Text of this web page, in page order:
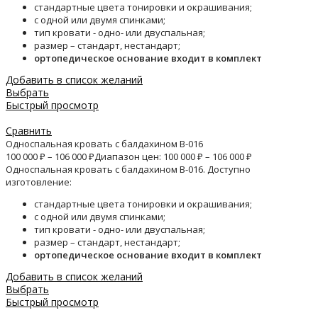
стандартные цвета тонировки и окрашивания;
с одной или двумя спинками;
тип кровати - одно- или двуспальная;
размер – стандарт, нестандарт;
ортопедическое основание входит в комплект
Добавить в список желаний
Выбрать
Быстрый просмотр
Сравнить
Односпальная кровать с балдахином B-016
100 000₽ – 106 000₽Диапазон цен: 100 000 ₽ – 106 000 ₽
Односпальная кровать с балдахином B-016. Доступно
изготовление:
стандартные цвета тонировки и окрашивания;
с одной или двумя спинками;
тип кровати - одно- или двуспальная;
размер – стандарт, нестандарт;
ортопедическое основание входит в комплект
Добавить в список желаний
Выбрать
Быстрый просмотр